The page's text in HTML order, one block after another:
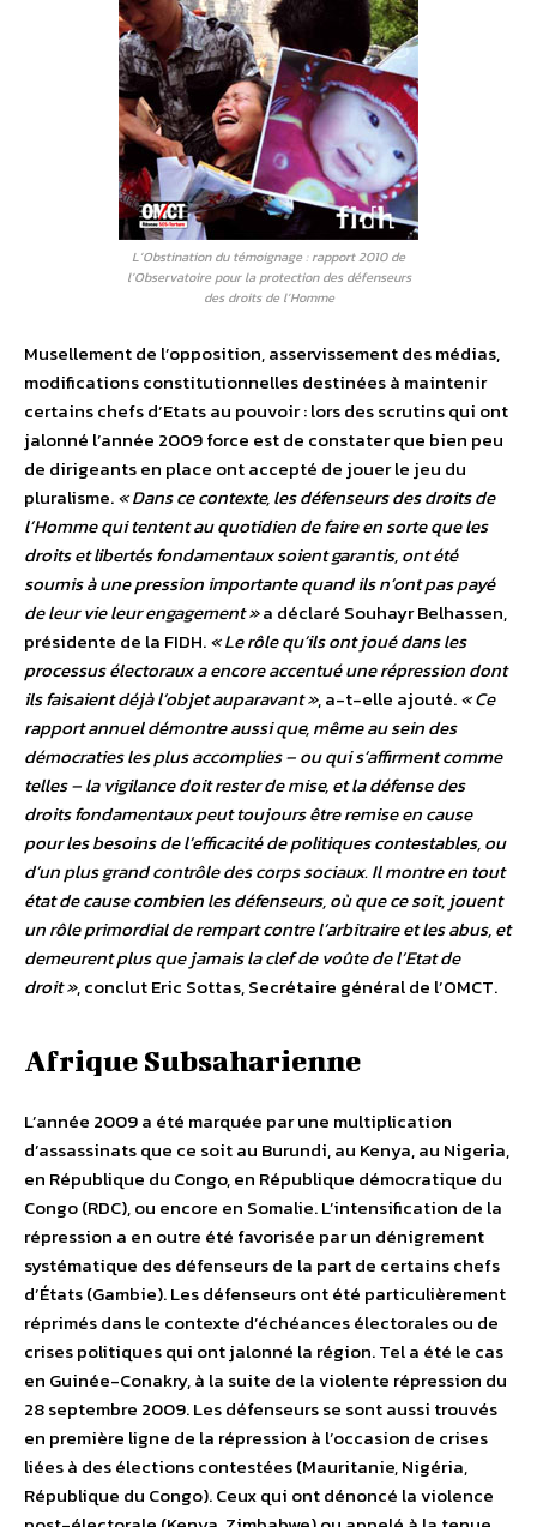
L’Obstination du témoignage : rapport 2010 de
l’Observatoire pour la protection des défenseurs
des droits de l’Homme
Musellement de l’opposition, asservissement des médias,
modifications constitutionnelles destinées à maintenir
certains chefs d’Etats au pouvoir : lors des scrutins qui ont
jalonné l’année 2009 force est de constater que bien peu
de dirigeants en place ont accepté de jouer le jeu du
pluralisme.« Dans ce contexte, les défenseurs des droits de
l’Homme qui tentent au quotidien de faire en sorte que les
droits et libertés fondamentaux soient garantis, ont été
soumis à une pression importante quand ils n’ont pas payé
de leur vie leur engagement »a déclaré Souhayr Belhassen,
présidente de la FIDH.« Le rôle qu’ils ont joué dans les
processus électoraux a encore accentué une répression dont
ils faisaient déjà l’objet auparavant », a-t-elle ajouté.« Ce
rapport annuel démontre aussi que, même au sein des
démocraties les plus accomplies – ou qui s’affirment comme
telles – la vigilance doit rester de mise, et la défense des
droits fondamentaux peut toujours être remise en cause
pour les besoins de l’efficacité de politiques contestables, ou
d’un plus grand contrôle des corps sociaux. Il montre en tout
état de cause combien les défenseurs, où que ce soit, jouent
un rôle primordial de rempart contre l’arbitraire et les abus, et
demeurent plus que jamais la clef de voûte de l’Etat de
droit », conclut Eric Sottas, Secrétaire général de l’OMCT.
Afrique Subsaharienne
L’année 2009 a été marquée par une multiplication
d’assassinats que ce soit au Burundi, au Kenya, au Nigeria,
en République du Congo, en République démocratique du
Congo (RDC), ou encore en Somalie. L’intensification de la
répression a en outre été favorisée par un dénigrement
systématique des défenseurs de la part de certains chefs
d’États (Gambie). Les défenseurs ont été particulièrement
réprimés dans le contexte d’échéances électorales ou de
crises politiques qui ont jalonné la région. Tel a été le cas
en Guinée-Conakry, à la suite de la violente répression du
28 septembre 2009. Les défenseurs se sont aussi trouvés
en première ligne de la répression à l’occasion de crises
liées à des élections contestées (Mauritanie, Nigéria,
République du Congo). Ceux qui ont dénoncé la violence